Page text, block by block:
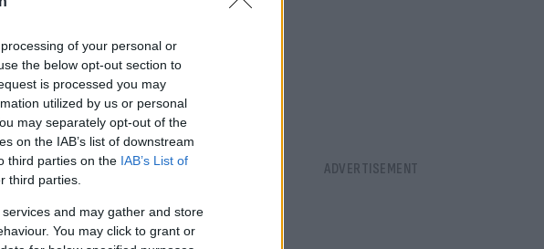
of your personal or
the below opt-out section to
is processed you may
utilized by us or personal
may separately opt-out of the
on the IAB’s list of downstream
third parties on the IAB’s List of
third parties.
and may gather and store
You may click to grant or
επίσης εκείνα που
των ΜΑΤ στου